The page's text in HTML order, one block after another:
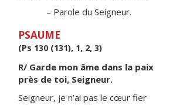
– Parole du Seigneur.
PSAUME
(Ps 130 (131), 1, 2, 3)
R/ Garde mon âme dans la paix
près de toi, Seigneur.
Seigneur, je n’ai pas le cœur fier